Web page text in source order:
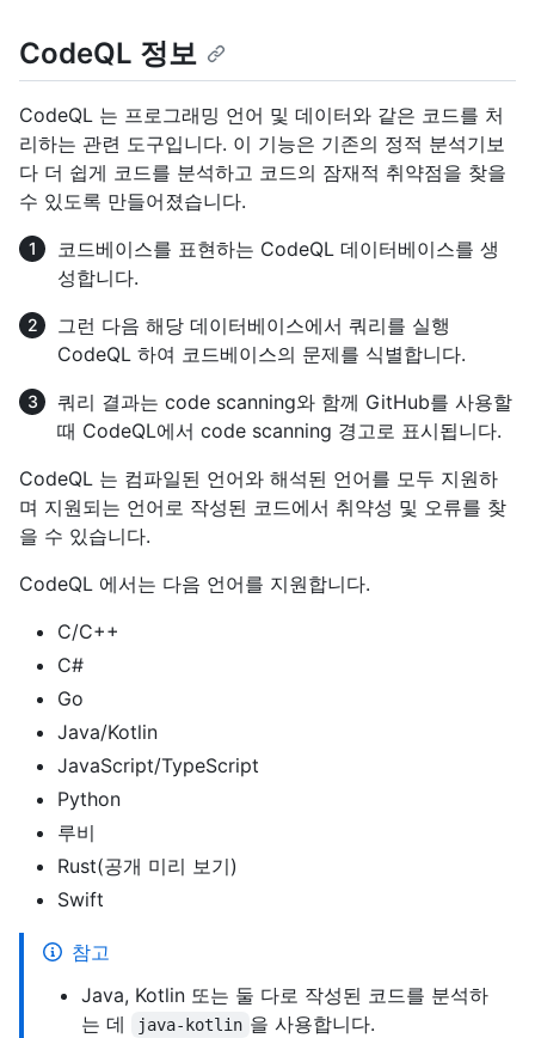
CodeQL 정보
CodeQL 는 프로그래밍 언어 및 데이터와 같은 코드를 처
리하는 관련 도구입니다. 이 기능은 기존의 정적 분석기보
다 더 쉽게 코드를 분석하고 코드의 잠재적 취약점을 찾을
수 있도록 만들어졌습니다.
코드베이스를 표현하는 CodeQL 데이터베이스를 생
성합니다.
그런 다음 해당 데이터베이스에서 쿼리를 실행
CodeQL 하여 코드베이스의 문제를 식별합니다.
쿼리 결과는 code scanning와 함께 GitHub를 사용할
때 CodeQL에서 code scanning 경고로 표시됩니다.
CodeQL 는 컴파일된 언어와 해석된 언어를 모두 지원하
며 지원되는 언어로 작성된 코드에서 취약성 및 오류를 찾
을 수 있습니다.
CodeQL 에서는 다음 언어를 지원합니다.
C/C++
C#
Go
Java/Kotlin
JavaScript/TypeScript
Python
루비
Rust(공개 미리 보기)
Swift
참고
Java, Kotlin 또는 둘 다로 작성된 코드를 분석하
는 데
java-kotlin 을 사용합니다.